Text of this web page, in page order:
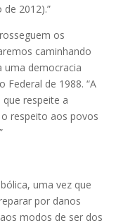
2012).”
os
caminhando
uma democracia
Federal de 1988. “A
respeite a
respeito aos povos
uma vez que
por danos
modos de ser dos